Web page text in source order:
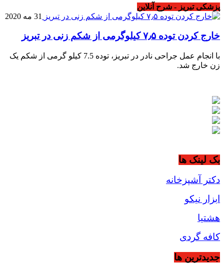
پزشکی تبریز - شرح آنلاین
31 مه 2020
خارج کردن توده ۷٫۵ کیلوگرمی از شکم زنی در تبریز
با انجام عمل جراحی نادر در تبریز، توده 7.5 کیلو گرمی از شکم یک
زن خارج شد.
بک لینک ها
دکتر آشپزخانه
ابزار نیکو
هشتیا
کافه گردی
جديدترين ها